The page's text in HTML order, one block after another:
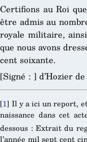
Certifions au Roi
être admis au
royale militaire,
que nous avons
cent soixante.
[Signé : ] d’Hozier
[1]Il y a ici un report,
naissance dans cet
dessous : Extrait du
l’année mil sept cent